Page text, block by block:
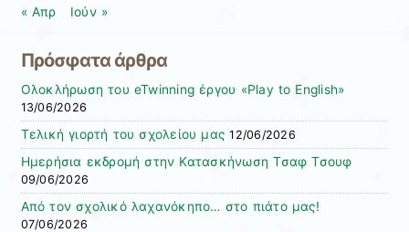
« Απρ Ιούν »
Πρόσφατα άρθρα
Ολοκλήρωση του eTwinning έργου «Play to English»
13/06/2026
Τελική γιορτή του σχολείου μας 12/06/2026
Ημερήσια εκδρομή στην Κατασκήνωση Τσαφ Τσουφ
09/06/2026
Από τον σχολικό λαχανόκηπο… στο πιάτο μας!
07/06/2026